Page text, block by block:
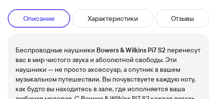
Описание Характеристики Отзывы
Беспроводные наушники Bowers & Wilkins Pi7 S2 перенесут
вас в мир чистого звука и абсолютной свободы. Эти
наушники — не просто аксессуар, а спутник в вашем
музыкальном путешествии. Вы почувствуете каждую ноту,
как будто вы находитесь в зале, где исполняется ваша